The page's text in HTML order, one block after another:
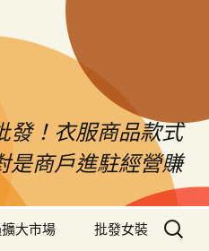
發！衣服商品款式
是商戶進駐經營賺
大市場 批發女裝
搜
尋